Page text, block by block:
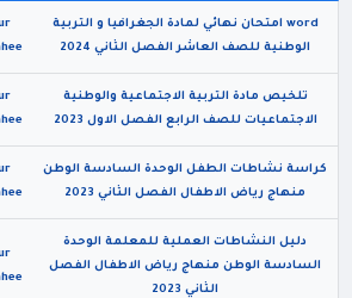
word امتحان نهائي لمادة الجغرافيا و التربية
الوطنية للصف العاشر الفصل الثاني 2024
تلخيص مادة التربية الاجتماعية والوطنية
الاجتماعيات للصف الرابع الفصل الاول 2023
كراسة نشاطات الطفل الوحدة السادسة الوطن
منهاج رياض الاطفال الفصل الثاني 2023
دليل النشاطات العملية للمعلمة الوحدة
السادسة الوطن منهاج رياض الاطفال الفصل
الثاني 2023